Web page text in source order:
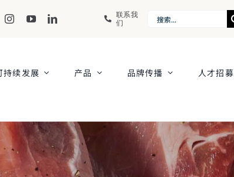
联系我
们
Search
持续发展 产品 品牌传播 人才招募